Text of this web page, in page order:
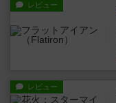
レビュー
レビュー